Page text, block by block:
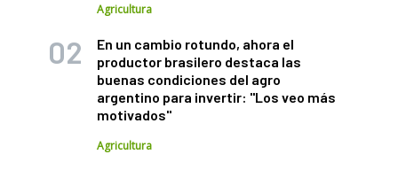
Agricultura
En un cambio rotundo, ahora el
productor brasilero destaca las
buenas condiciones del agro
argentino para invertir: "Los veo más
motivados"
Agricultura